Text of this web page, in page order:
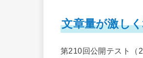
文章量が激し
第210回公開テスト（